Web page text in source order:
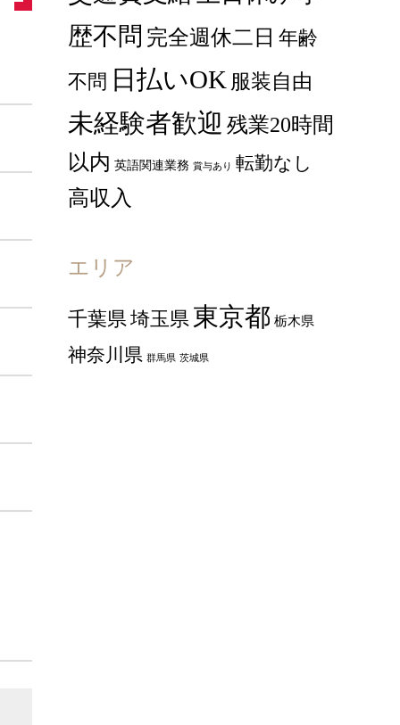
歴不問 完全週休二日 年齢
不問 日払いOK 服装自由
未経験者歓迎 残業20時間
以内 英語関連業務 賞与あり 転勤なし
高収入
エリア
千葉県埼玉県 東京都 栃木県
神奈川県 群馬県 茨城県